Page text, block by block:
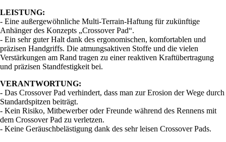
LEISTUNG:
- Eine außergewöhnliche Multi-Terrain-Haftung für zukünftige
Anhänger des Konzepts „Crossover Pad“.
- Ein sehr guter Halt dank des ergonomischen, komfortablen und
präzisen Handgriffs. Die atmungsaktiven Stoffe und die vielen
Verstärkungen am Rand tragen zu einer reaktiven Kraftübertragung
und präzisen Standfestigkeit bei.
VERANTWORTUNG:
- Das Crossover Pad verhindert, dass man zur Erosion der Wege durch
Standardspitzen beiträgt.
- Kein Risiko, Mitbewerber oder Freunde während des Rennens mit
dem Crossover Pad zu verletzen.
- Keine Geräuschbelästigung dank des sehr leisen Crossover Pads.